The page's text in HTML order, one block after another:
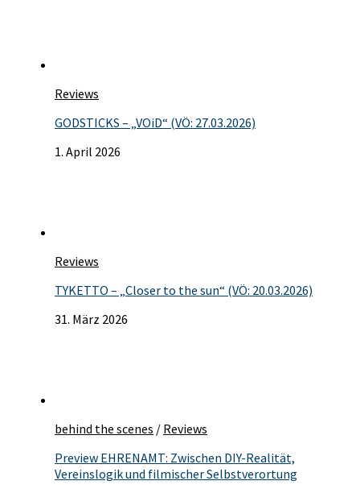
Reviews
GODSTICKS – „VOiD“ (VÖ: 27.03.2026)
1. April 2026
Reviews
TYKETTO – „Closer to the sun“ (VÖ: 20.03.2026)
31. März 2026
behind the scenes / Reviews
Preview EHRENAMT: Zwischen DIY-Realität,
Vereinslogik und filmischer Selbstverortung